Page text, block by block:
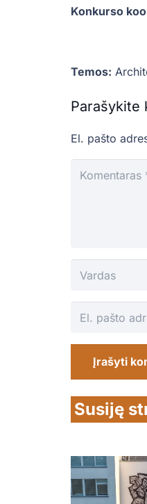
Konkurso
Temos:
Parašykite
El. pašto
Įrašyti
Susiję